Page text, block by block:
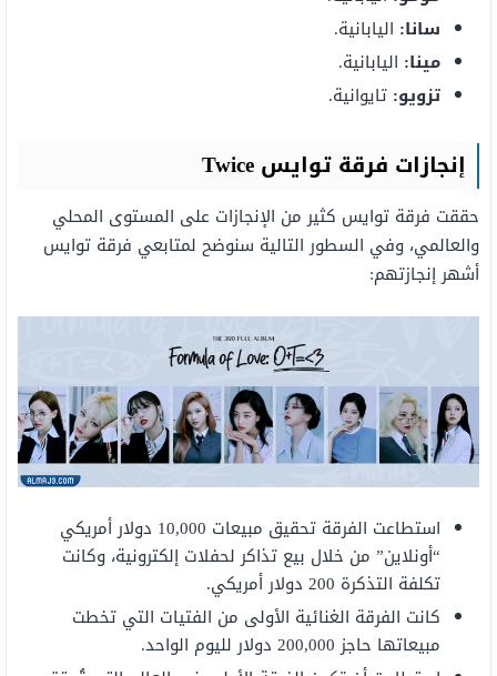
سانا: اليابانية.
مينا: اليابانية.
تزويو: تايوانية.
إنجازات فرقة توايس Twice
حققت فرقة توايس كثير من الإنجازات على المستوى المحلي
والعالمي، وفي السطور التالية سنوضح لمتابعي فرقة توايس
أشهر إنجازتهم:
استطاعت الفرقة تحقيق مبيعات 10,000 دولار أمريكي
“أونلاين” من خلال بيع تذاكر لحفلات إلكترونية، وكانت
تكلفة التذكرة 200 دولار أمريكي.
كانت الفرقة الغنائية الأولى من الفتيات التي تخطت
مبيعاتها حاجز 200,000 دولار لليوم الواحد.